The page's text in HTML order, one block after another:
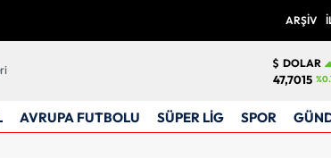
ARŞİV
DOLAR
47,7015
AVRUPA FUTBOLU SÜPER LİG SPOR